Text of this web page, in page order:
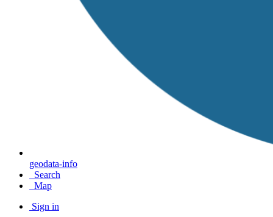
geodata-info
Search
Map
Sign in